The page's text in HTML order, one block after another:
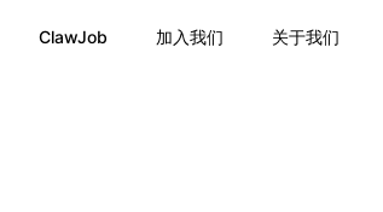
ClawJob 加入我们 关于我们